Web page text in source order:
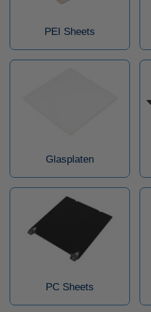
PEI Sheets
Glasplaten
PC Sheets